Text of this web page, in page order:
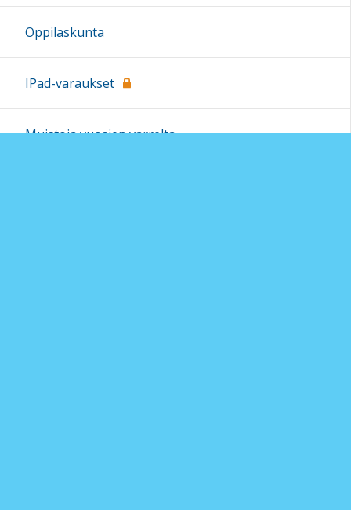
Oppilaskunta
IPad-varaukset
Muistoja vuosien varrelta